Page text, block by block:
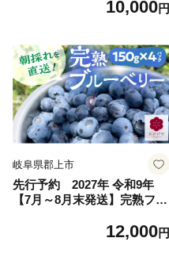
10,000円
岐阜県郡上市
先行予約 2027年 令和9年
【7月～8月末発送】完熟フレ
ブルーベリー 生 冷蔵 スムー
12,000円